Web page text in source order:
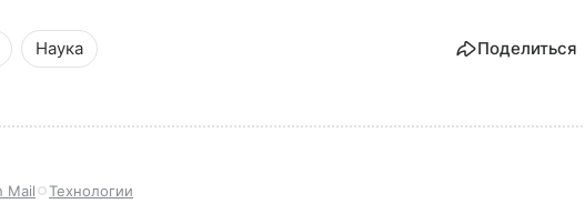
Наука Поделиться
Mail Технологии